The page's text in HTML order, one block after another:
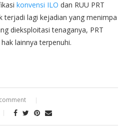
konvensi ILO dan RUU PRT
terjadi lagi kejadian yang menimpa
dieksploitasi tenaganya, PRT
lainnya terpenuhi.